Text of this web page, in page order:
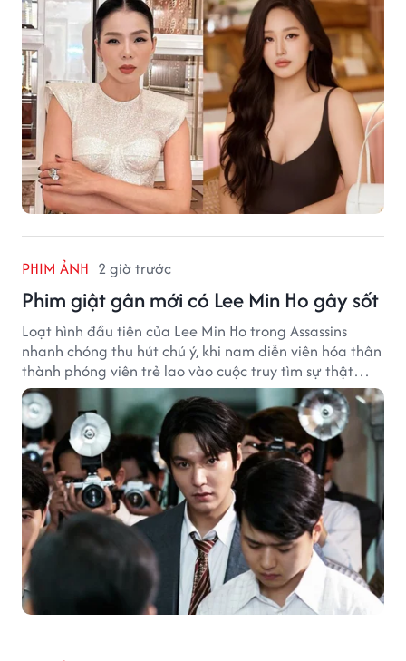
PHIM ẢNH 2 giờ trước
Phim giật gân mới có Lee Min Ho gây sốt
Loạt hình đầu tiên của Lee Min Ho trong Assassins
nhanh chóng thu hút chú ý, khi nam diễn viên hóa thân
thành phóng viên trẻ lao vào cuộc truy tìm sự thật
phía sau một vụ ám sát gây chấn động Hàn Quốc.